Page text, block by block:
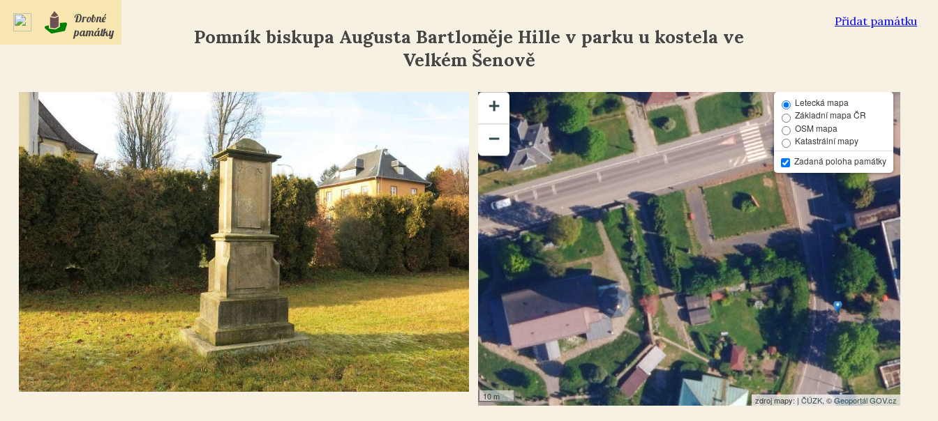
Přidat památku
Drobné
památky
Pomník biskupa Augusta Bartloměje Hille v parku u kostela ve
Velkém Šenově
+
−
Letecká mapa
Základní mapa ČR
OSM mapa
Katastrální mapy
Zadaná poloha památky
10 m zdroj mapy: |ČÚZK, ©Geoportál GOV.cz